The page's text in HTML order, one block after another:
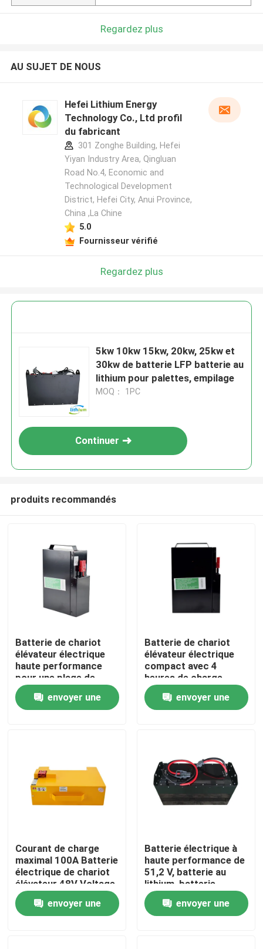
Maison
Produits
Au sujet de nous
Demandez une citation
Lithium électrique Ion Battery de chariot élévateur
Batterie de chariot élévateur au lithium-ion de 48 volts
Regardez plus
AU SUJET DE NOUS
Hefei Lithium Energy
Technology Co., Ltd profil
du fabricant
301 Zonghe Building, Hefei
Yiyan Industry Area, Qingluan
Road No.4, Economic and
Technological Development
District, Hefei City, Anui Province,
China ,La Chine
5.0
Fournisseur vérifié
Regardez plus
5kw 10kw 15kw, 20kw, 25kw et
30kw de batterie LFP batterie au
lithium pour palettes, empilage
MOQ： 1PC
Continuer
produits recommandés
Batterie de chariot
élévateur électrique
haute performance
pour une plage de
température de -20 °C
à 50 °C envoyer une
Batterie de chariot
élévateur électrique
compact avec 4
heures de charge
185*84.5*250mm
envoyer une
Courant de charge
maximal 100A Batterie
électrique de chariot
élévateur 48V Voltage
pour des
performances
optimales
envoyer une
Batterie électrique à
haute performance de
51,2 V, batterie au
lithium, batterie
LiFePO4
envoyer une